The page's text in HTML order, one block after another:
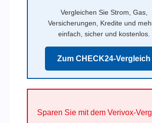
Vergleichen Sie Strom, Gas,
Versicherungen, Kredite und
einfach, sicher und kostenlos.
Zum CHECK24-Vergleich
Sparen Sie mit dem Verivox-